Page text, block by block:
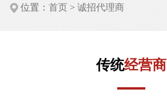
位置： 首页 > 诚招代理商
传统经营商